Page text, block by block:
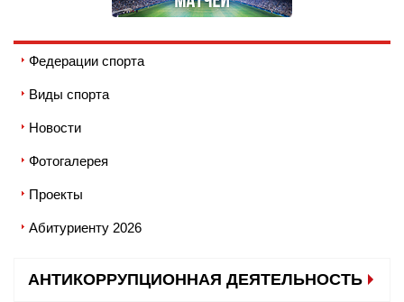
Федерации спорта
Виды спорта
Новости
Фотогалерея
Проекты
Абитуриенту 2026
АНТИКОРРУПЦИОННАЯ ДЕЯТЕЛЬНОСТЬ